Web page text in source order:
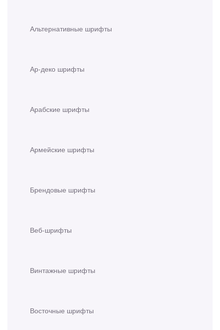
Альтернативные шрифты
Ар-деко шрифты
Арабские шрифты
Армейские шрифты
Брендовые шрифты
Веб-шрифты
Винтажные шрифты
Восточные шрифты